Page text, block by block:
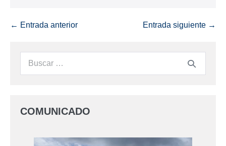
← Entrada anterior Entrada siguiente →
COMUNICADO